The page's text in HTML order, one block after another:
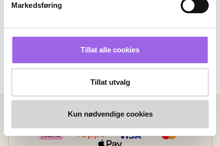
Markedsføring
Tillat alle cookies
Tillat utvalg
Kun nødvendige cookies
Betalingsmetoder